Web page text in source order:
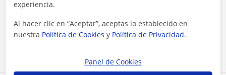
Al hacer clic, aceptas nuestro
Contactar ahora
experiencia.
Al hacer clic en “Aceptar”, aceptas lo establecido en
nuestra Política de Cookies y Política de Privacidad.
Panel de Cookies